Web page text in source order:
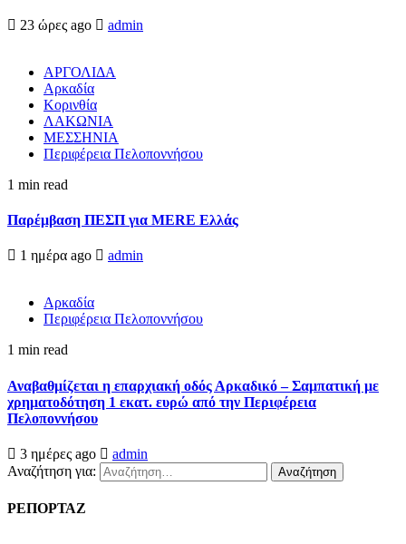
23 ώρες ago admin
ΑΡΓΟΛΙΔΑ
Αρκαδία
Κορινθία
ΛΑΚΩΝΙΑ
ΜΕΣΣΗΝΙΑ
Περιφέρεια Πελοποννήσου
1 min read
Παρέμβαση ΠΕΣΠ για MERE Ελλάς
1 ημέρα ago admin
Αρκαδία
Περιφέρεια Πελοποννήσου
1 min read
Αναβαθμίζεται η επαρχιακή οδός Αρκαδικό – Σαμπατική με
χρηματοδότηση 1 εκατ. ευρώ από την Περιφέρεια
Πελοποννήσου
3 ημέρες ago
admin
Αναζήτηση για:
ΡΕΠΟΡΤΑΖ